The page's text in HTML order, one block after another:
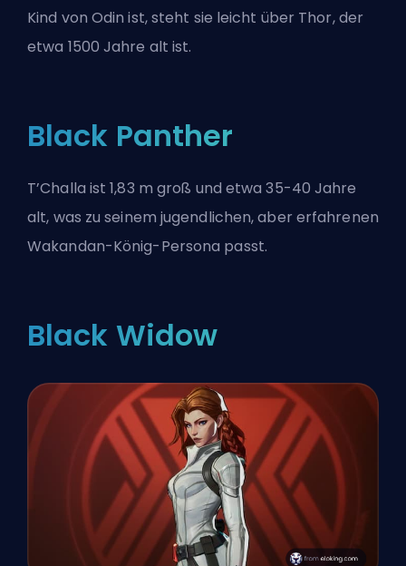
Kind von Odin ist, steht sie leicht über Thor, der
etwa 1500 Jahre alt ist.
Black Panther
T’Challa ist 1,83 m groß und etwa 35-40 Jahre
alt, was zu seinem jugendlichen, aber erfahrenen
Wakandan-König-Persona passt.
Black Widow